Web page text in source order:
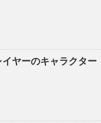
イヤーのキャラクター